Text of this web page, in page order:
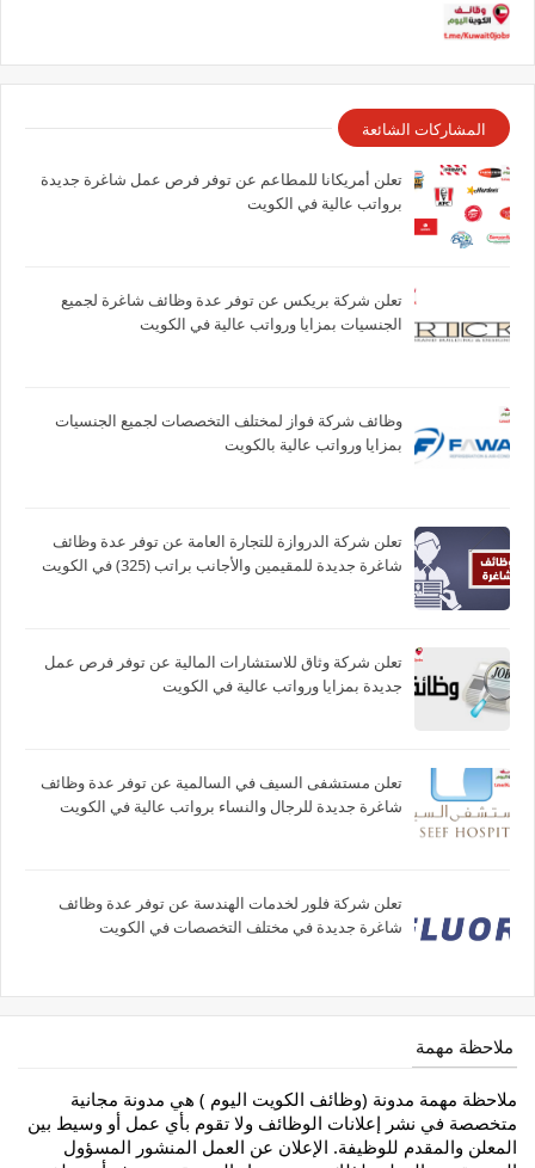
المشاركات الشائعة
تعلن أمريكانا للمطاعم عن توفر فرص عمل شاغرة جديدة
برواتب عالية في الكويت
تعلن شركة بريكس عن توفر عدة وظائف شاغرة لجميع
الجنسيات بمزايا ورواتب عالية في الكويت
وظائف شركة فواز لمختلف التخصصات لجميع الجنسيات
بمزايا ورواتب عالية بالكويت
تعلن شركة الدروازة للتجارة العامة عن توفر عدة وظائف
شاغرة جديدة للمقيمين والأجانب براتب (325) في الكويت
تعلن شركة وثاق للاستشارات المالية عن توفر فرص عمل
جديدة بمزايا ورواتب عالية في الكويت
تعلن مستشفى السيف في السالمية عن توفر عدة وظائف
شاغرة جديدة للرجال والنساء برواتب عالية في الكويت
تعلن شركة فلور لخدمات الهندسة عن توفر عدة وظائف
شاغرة جديدة في مختلف التخصصات في الكويت
ملاحظة مهمة
ملاحظة مهمة مدونة (وظائف الكويت اليوم ) هي مدونة مجانية
متخصصة في نشر إعلانات الوظائف ولا تقوم بأي عمل أو وسيط بين
المعلن والمقدم للوظيفة. الإعلان عن العمل المنشور المسؤول